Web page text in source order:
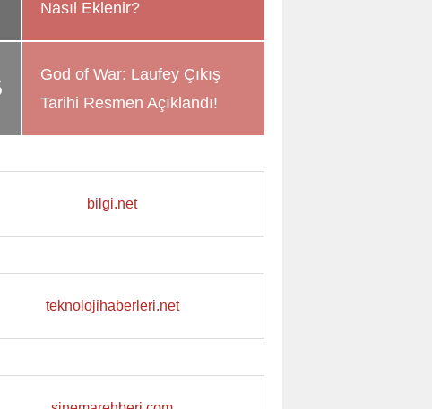
Nasıl Eklenir?
God of War: Laufey Çıkış
Tarihi Resmen Açıklandı!
bilgi.net
teknolojihaberleri.net